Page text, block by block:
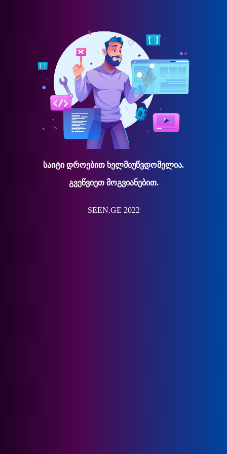
საიტი დროებით ხელმიუწვდომელია.
გვეწვიეთ მოგვიანებით.
SEEN.GE 2022